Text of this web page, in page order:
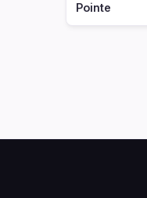
Pointe